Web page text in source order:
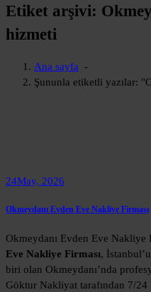
Etiket arşivi:
hizmeti
Ana sayfa -
Şununla etiketli yazılar:
24May, 2026
Okmeydanı Evden Eve Nakliye Firması
Okmeydanı Evden Eve Nakliye
Eve Nakliye Firması,
biri olan Okmeydanı’nda
Göktur Nakliyat tarafından 7/